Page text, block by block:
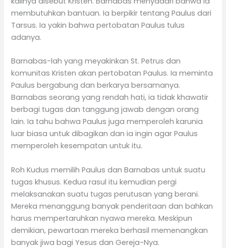
membutuhkan bantuan. Ia berpikir tentang Paulus dari
Tarsus. Ia yakin bahwa pertobatan Paulus tulus
adanya.
Barnabas-lah yang meyakinkan St. Petrus dan
komunitas Kristen akan pertobatan Paulus. Ia meminta
Paulus bergabung dan berkarya bersamanya.
Barnabas seorang yang rendah hati, ia tidak khawatir
berbagi tugas dan tanggung jawab dengan orang
lain. Ia tahu bahwa Paulus juga memperoleh karunia
luar biasa untuk dibagikan dan ia ingin agar Paulus
memperoleh kesempatan untuk itu.
Roh Kudus memilih Paulus dan Barnabas untuk suatu
tugas khusus. Kedua rasul itu kemudian pergi
melaksanakan suatu tugas perutusan yang berani.
Mereka menanggung banyak penderitaan dan bahkan
harus mempertaruhkan nyawa mereka. Meskipun
demikian, pewartaan mereka berhasil memenangkan
banyak jiwa bagi Yesus dan Gereja-Nya.